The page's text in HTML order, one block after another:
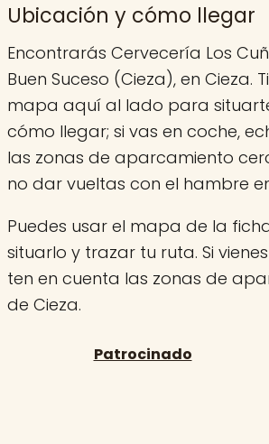
Ubicación y cómo llegar
Encontrarás Cervecería Los
Buen Suceso (Cieza), en Cieza.
mapa aquí al lado para
cómo llegar; si vas en coche,
las zonas de aparcamiento
no dar vueltas con el hambre
Puedes usar el mapa de la
situarlo y trazar tu ruta. Si
ten en cuenta las zonas de
de Cieza.